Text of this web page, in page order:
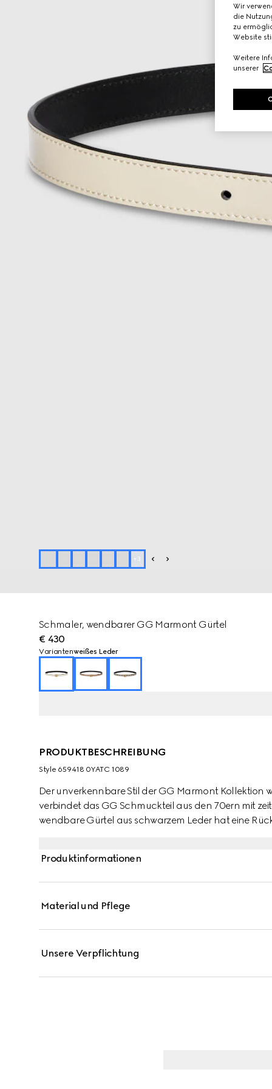
+ 3
Schmaler, wendbarer GG Marmont Gürtel
€ 430
Variantenweißes Leder
PRODUKTBESCHREIBUNG
Style ‎659418 0YATC 1089
Der unverkennbare Stil der GG Marmont Kollektion
verbindet das GG Schmuckteil aus den 70ern mit
wendbare Gürtel aus schwarzem Leder hat eine
Produktinformationen
Material und Pflege
Unsere Verpflichtung
Wir
die
zu
Website
Weitere
unserer